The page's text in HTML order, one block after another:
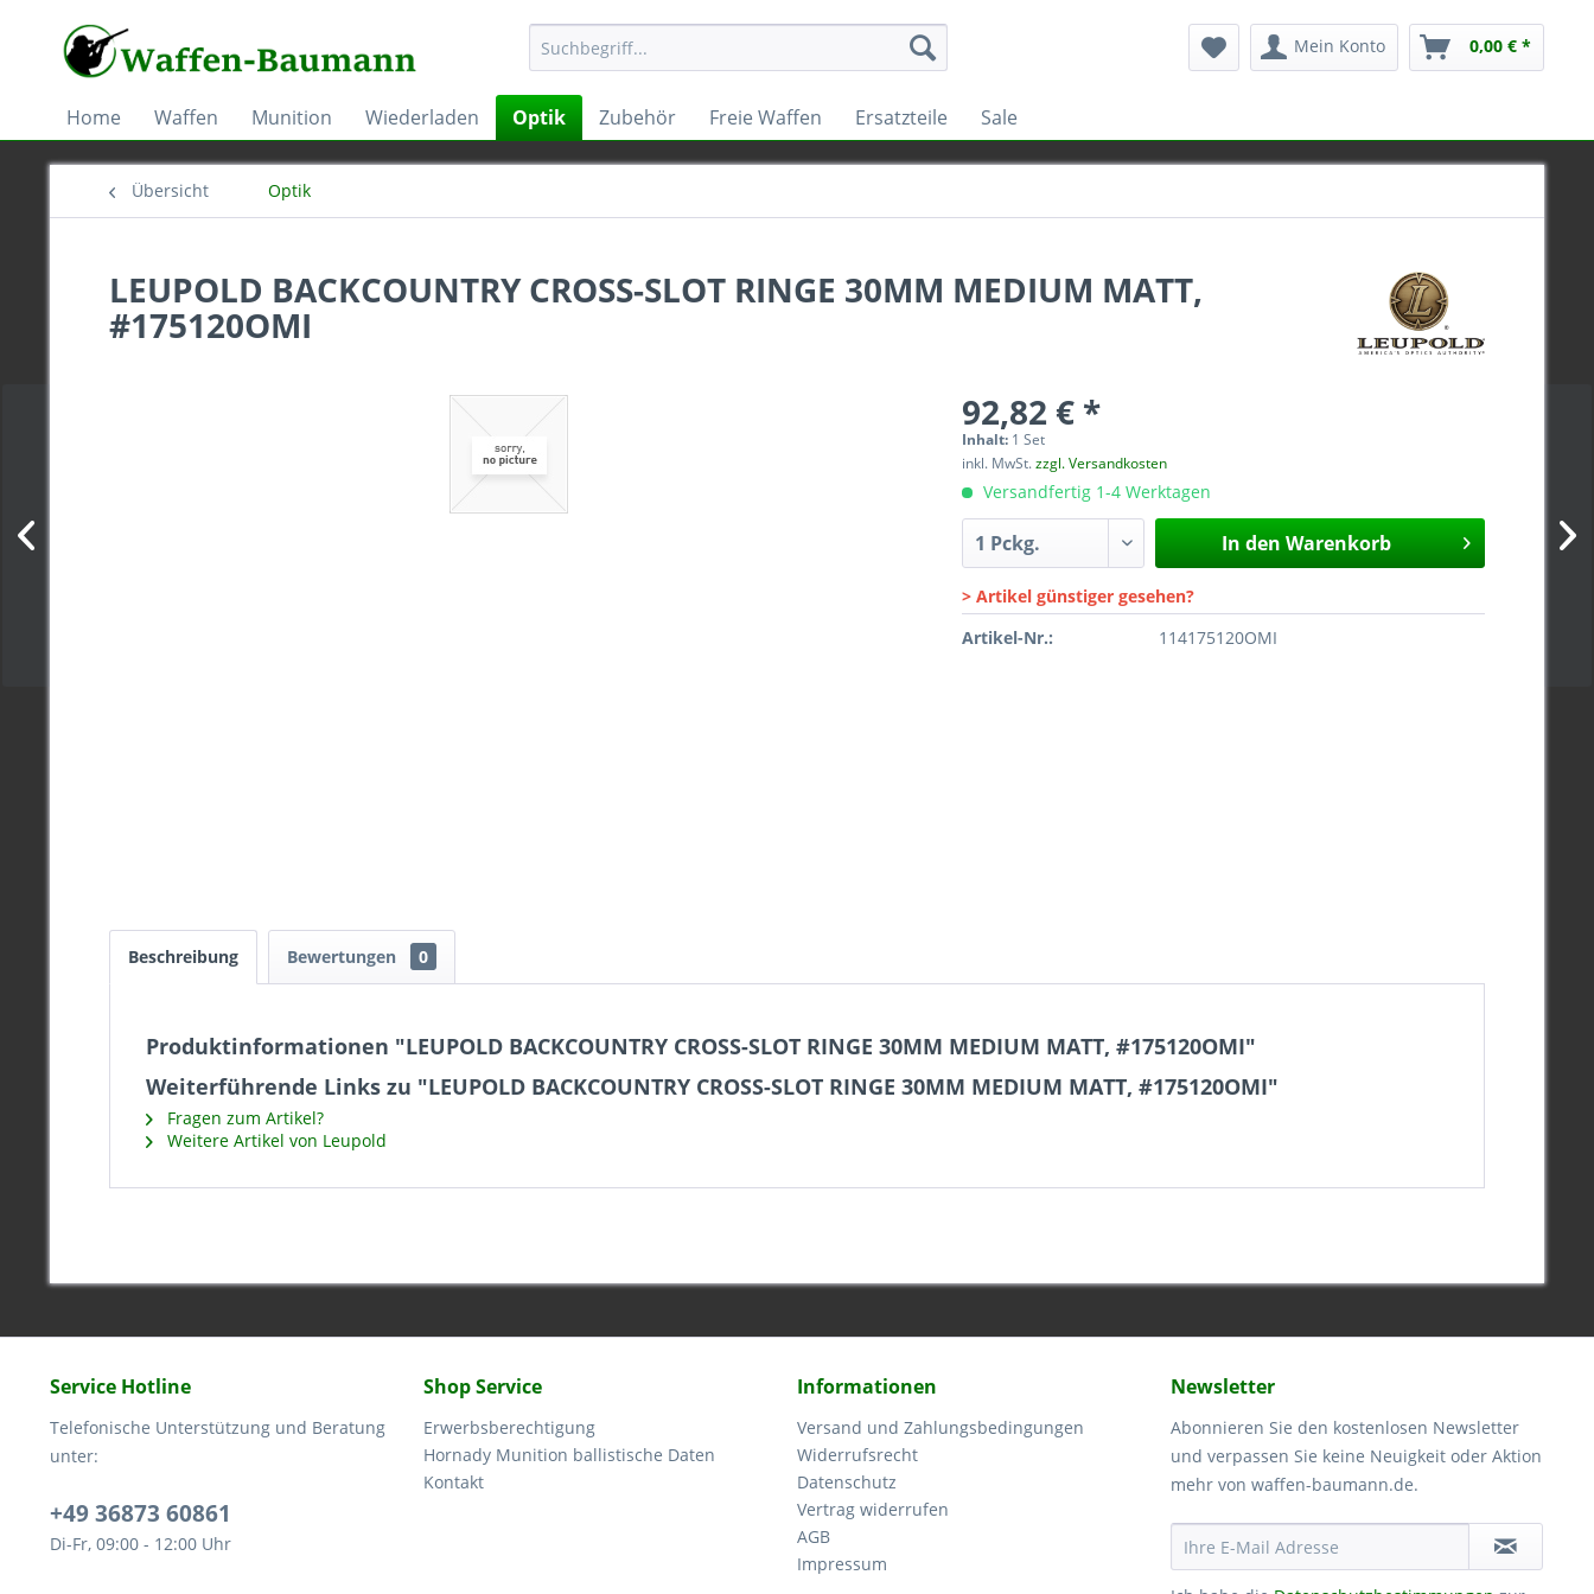
Mein Konto 0,00 € *
Home Waffen Munition Wiederladen Optik Zubehör Freie Waffen Ersatzteile Sale
Übersicht Optik
LEUPOLD BACKCOUNTRY CROSS-SLOT RINGE 30MM MEDIUM MATT,
#175120OMI
92,82 € *
Inhalt: 1 Set
inkl. MwSt.zzgl. Versandkosten
Versandfertig 1-4 Werktagen
In den Warenkorb
> Artikel günstiger gesehen?
Artikel-Nr.:
114175120OMI
Beschreibung Bewertungen 0
Produktinformationen "LEUPOLD BACKCOUNTRY CROSS-SLOT RINGE 30MM MEDIUM MATT, #175120OMI"
Weiterführende Links zu "LEUPOLD BACKCOUNTRY CROSS-SLOT RINGE 30MM MEDIUM MATT, #175120OMI"
Fragen zum Artikel?
Weitere Artikel von Leupold
Service Hotline
Telefonische Unterstützung und Beratung
unter:
+49 36873 60861
Di-Fr, 09:00 - 12:00 Uhr
Shop Service
Erwerbsberechtigung
Hornady Munition ballistische Daten
Kontakt
Informationen
Versand und Zahlungsbedingungen
Widerrufsrecht
Datenschutz
Vertrag widerrufen
AGB
Impressum
Newsletter
Abonnieren Sie den kostenlosen Newsletter
und verpassen Sie keine Neuigkeit oder Aktion
mehr von waffen-baumann.de.